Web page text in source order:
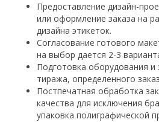
Предоставление дизайн-
или оформление заказа на
дизайна этикеток.
Согласование готового
на выбор дается 2-3
Подготовка оборудования и
тиража, определенного
Постпечатная обработка
качества для исключения
упаковка полиграфической